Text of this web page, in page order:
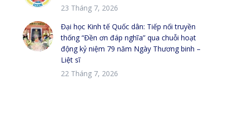
23 Tháng 7, 2026
Đại học Kinh tế Quốc dân: Tiếp nối truyền
thống “Đền ơn đáp nghĩa” qua chuỗi hoạt
động kỷ niệm 79 năm Ngày Thương binh –
Liệt sĩ
22 Tháng 7, 2026